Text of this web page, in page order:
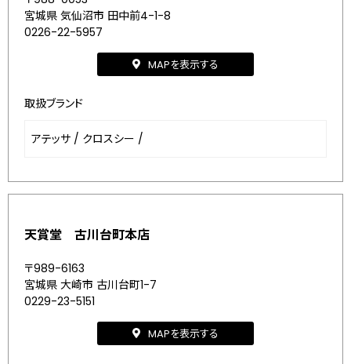
宮城県 気仙沼市 田中前4-1-8
0226-22-5957
MAPを表示する
取扱ブランド
アテッサ / クロスシー /
天賞堂 古川台町本店
〒989-6163
宮城県 大崎市 古川台町1-7
0229-23-5151
MAPを表示する